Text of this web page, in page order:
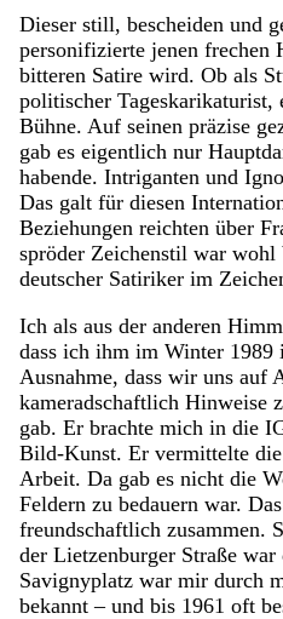
Dieser still, bescheiden und
personifizierte jenen frechen
bitteren Satire wird. Ob als
politischer Tageskarikaturist,
Bühne. Auf seinen präzise
gab es eigentlich nur
habende. Intriganten und
Das galt für diesen
Beziehungen reichten über
spröder Zeichenstil war wohl
deutscher Satiriker im
Ich als aus der anderen
dass ich ihm im Winter
Ausnahme, dass wir uns auf
kameradschaftlich Hinweise
gab. Er brachte mich in die
Bild-Kunst. Er vermittelte
Arbeit. Da gab es nicht die
Feldern zu bedauern war.
freundschaftlich zusammen.
der Lietzenburger Straße
Savignyplatz war mir durch
bekannt – und bis 1961 oft